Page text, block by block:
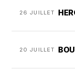
26 JUILLET
20 JUILLET